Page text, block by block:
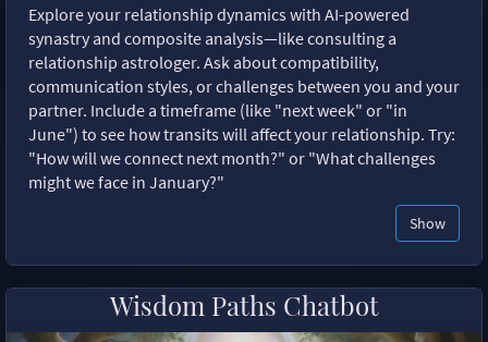
Explore your relationship dynamics with AI-powered
synastry and composite analysis—like consulting a
relationship astrologer. Ask about compatibility,
communication styles, or challenges between you and your
partner. Include a timeframe (like "next week" or "in
June") to see how transits will affect your relationship. Try:
"How will we connect next month?" or "What challenges
might we face in January?"
Show
Wisdom Paths Chatbot